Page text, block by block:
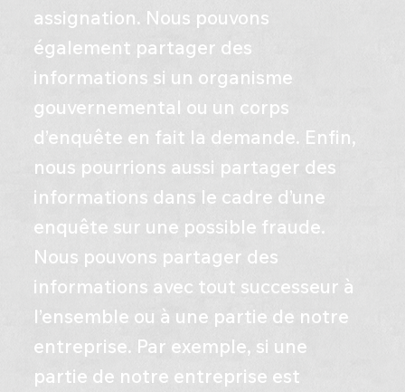
assignation. Nous pouvons
également partager des
informations si un organisme
gouvernemental ou un corps
d’enquête en fait la demande. Enfin,
nous pourrions aussi partager des
informations dans le cadre d’une
enquête sur une possible fraude.
Nous pouvons partager des
informations avec tout successeur à
l’ensemble ou à une partie de notre
entreprise. Par exemple, si une
partie de notre entreprise est